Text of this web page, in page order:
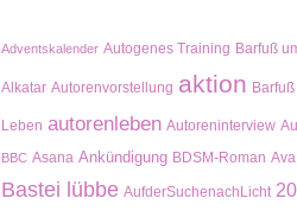
Adventskalender Autogenes Training Barfuß
Alkatar Autorenvorstellung aktion
Leben autorenleben Autoreninterview
BBC Asana Ankündigung BDSM-Roman
Bastei lübbe AufderSuchenachLicht